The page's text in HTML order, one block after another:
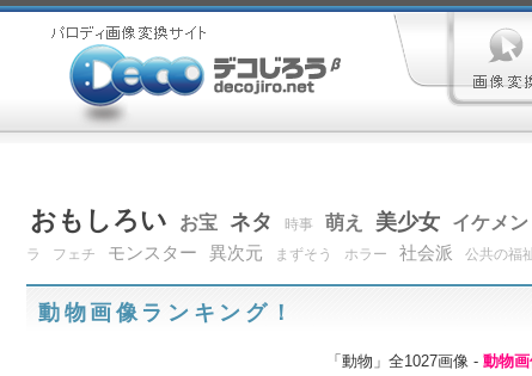
おもしろい お宝 ネタ 時事 萌え 美少女 イケメン
ラ
フェチ モンスター 異次元 まずそう ホラー 社会派 公共の福
動物画像ランキング！
「動物」全1027画像 - 動物